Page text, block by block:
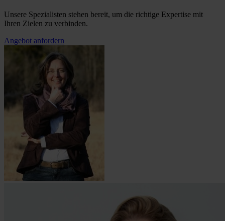
Unsere Spezialisten stehen bereit, um die richtige Expertise mit
Ihren Zielen zu verbinden.
Angebot anfordern